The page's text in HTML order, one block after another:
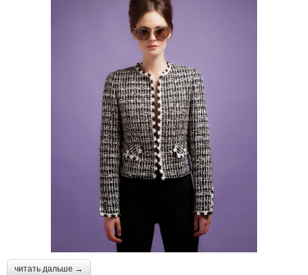
читать дальше →